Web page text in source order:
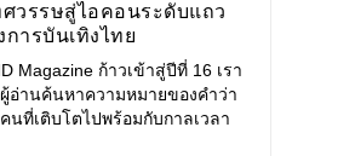
ศวรรษสู่ไอคอนระดับแถว
ารบันเทิงไทย
Magazine ก้าวเข้าสู่ปีที่ 16 เรา
อ่านค้นหาความหมายของคำว่า
นที่เติบโตไปพร้อมกับกาลเวลา